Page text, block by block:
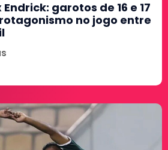
garotos de 16 e 17
no jogo entre